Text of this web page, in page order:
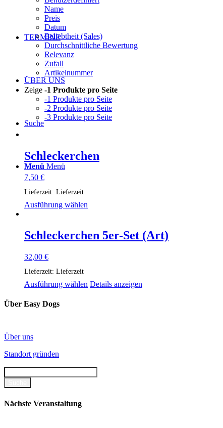
TERMINE
ÜBER UNS
Suche
Menü Menü
Name
Preis
Datum
Beliebtheit (Sales)
Durchschnittliche Bewertung
Relevanz
Zufall
Artikelnummer
Zeige -1 Produkte pro Seite
-1 Produkte pro Seite
-2 Produkte pro Seite
-3 Produkte pro Seite
Schleckerchen
7,50 €
Lieferzeit: Lieferzeit
Ausführung wählen
mehrere
Varianten
auf
Schleckerchen 5er-Set (Art)
32,00 €
Lieferzeit: Lieferzeit
Ausführung wählen Details anzeigen
Über Easy Dogs
Über uns
Standort gründen
Nächste Veranstaltung